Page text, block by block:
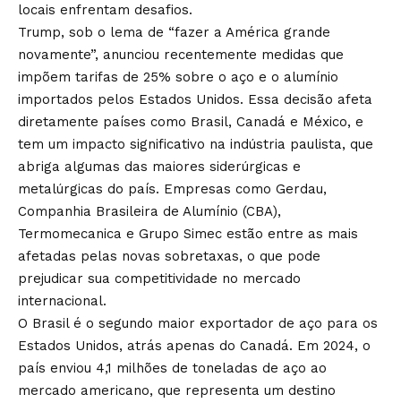
locais enfrentam desafios.
Trump, sob o lema de “fazer a América grande
novamente”, anunciou recentemente medidas que
impõem tarifas de 25% sobre o aço e o alumínio
importados pelos Estados Unidos. Essa decisão afeta
diretamente países como Brasil, Canadá e México, e
tem um impacto significativo na indústria paulista, que
abriga algumas das maiores siderúrgicas e
metalúrgicas do país. Empresas como Gerdau,
Companhia Brasileira de Alumínio (CBA),
Termomecanica e Grupo Simec estão entre as mais
afetadas pelas novas sobretaxas, o que pode
prejudicar sua competitividade no mercado
internacional.
O Brasil é o segundo maior exportador de aço para os
Estados Unidos, atrás apenas do Canadá. Em 2024, o
país enviou 4,1 milhões de toneladas de aço ao
mercado americano, que representa um destino